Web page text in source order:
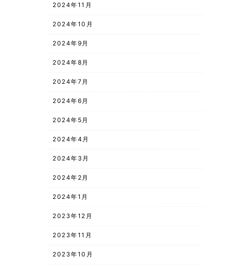
2024年11月
2024年10月
2024年9月
2024年8月
2024年7月
2024年6月
2024年5月
2024年4月
2024年3月
2024年2月
2024年1月
2023年12月
2023年11月
2023年10月